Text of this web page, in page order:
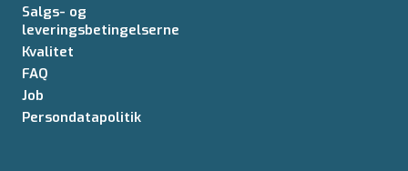
Salgs- og
leveringsbetingelserne
Kvalitet
FAQ
Job
Persondatapolitik